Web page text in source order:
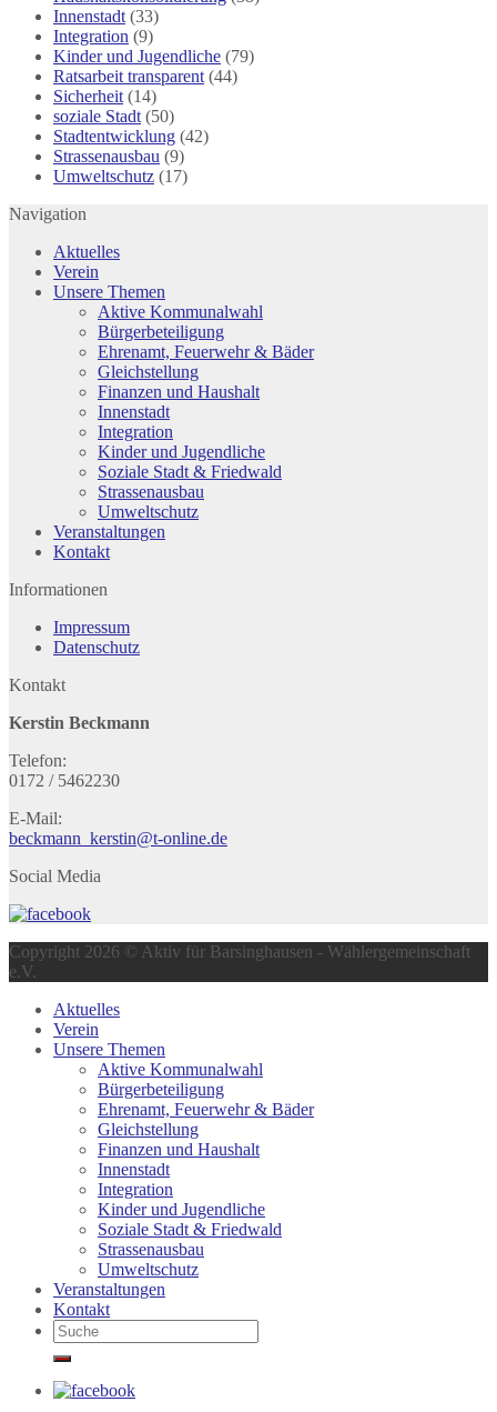
Innenstadt (33)
Integration (9)
Kinder und Jugendliche (79)
Ratsarbeit transparent (44)
Sicherheit (14)
soziale Stadt (50)
Stadtentwicklung (42)
Strassenausbau (9)
Umweltschutz (17)
Navigation
Aktuelles
Verein
Unsere Themen
Aktive Kommunalwahl
Bürgerbeteiligung
Ehrenamt, Feuerwehr & Bäder
Gleichstellung
Finanzen und Haushalt
Innenstadt
Integration
Kinder und Jugendliche
Soziale Stadt & Friedwald
Strassenausbau
Umweltschutz
Veranstaltungen
Kontakt
Informationen
Impressum
Datenschutz
Kontakt
Kerstin Beckmann
Telefon:
0172 / 5462230
E-Mail:
beckmann_kerstin@t-online.de
Social Media
Copyright 2026 © Aktiv für Barsinghausen - Wählergemeinschaft
e.V.
Aktuelles
Verein
Unsere Themen
Aktive Kommunalwahl
Bürgerbeteiligung
Ehrenamt, Feuerwehr & Bäder
Gleichstellung
Finanzen und Haushalt
Innenstadt
Integration
Kinder und Jugendliche
Soziale Stadt & Friedwald
Strassenausbau
Umweltschutz
Veranstaltungen
Kontakt